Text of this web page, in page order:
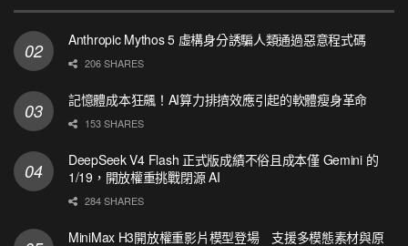
Anthropic Mythos 5 虛構身分誘騙人類通過惡意程式碼
206 SHARES
記憶體成本狂飆！AI算力排擠效應引起的軟體瘦身革命
153 SHARES
DeepSeek V4 Flash 正式版成績不俗且成本僅 Gemini 的
1/19，開放權重挑戰閉源 AI
284 SHARES
MiniMax H3開放權重影片模型登場 支援多模態素材與原